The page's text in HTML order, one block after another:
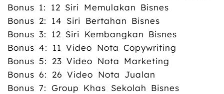
Bonus 1: 12 Siri Memulakan Bisnes
Bonus 2: 14 Siri Bertahan Bisnes
Bonus 3: 12 Siri Kembangkan Bisnes
Bonus 4: 11 Video Nota Copywriting
Bonus 5: 23 Video Nota Marketing
Bonus 6: 26 Video Nota Jualan
Bonus 7: Group Khas Sekolah Bisnes